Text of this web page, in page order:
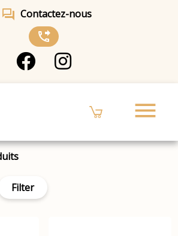
forum Contactez-nous
phone_forwarded
menu
Filter